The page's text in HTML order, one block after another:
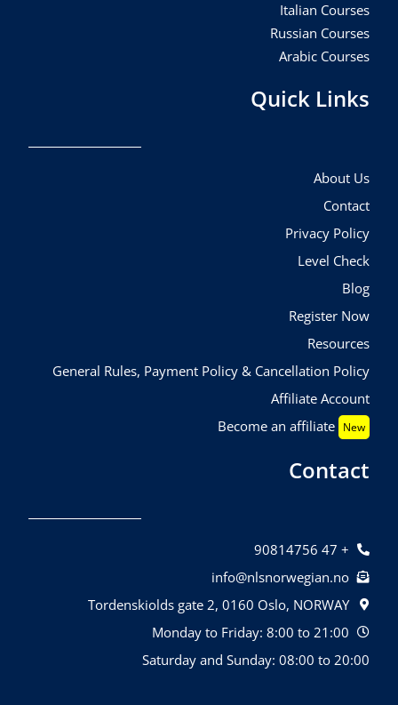
Italian Courses
Russian Courses
Arabic Courses
Quick Links
About Us
Contact
Privacy Policy
Level Check
Blog
Register Now
Resources
General Rules, Payment Policy & Cancellation Policy
Affiliate Account
Become an affiliate New
Contact
+ 47 90814756
info@nlsnorwegian.no
Tordenskiolds gate 2, 0160 Oslo, NORWAY
Monday to Friday: 8:00 to 21:00
Saturday and Sunday: 08:00 to 20:00